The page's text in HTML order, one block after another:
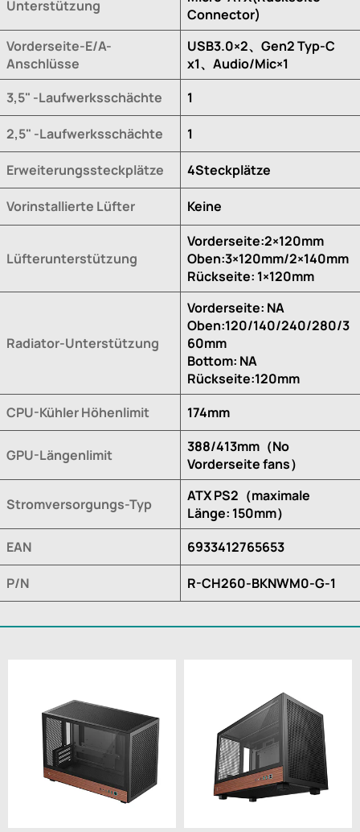
Unterstützung
Connector)
Vorderseite-E/A-
Anschlüsse
USB3.0×2、Gen2 Typ-C
x1、Audio/Mic×1
3,5" -Laufwerksschächte
1
2,5" -Laufwerksschächte 1
Erweiterungssteckplätze 4Steckplätze
Vorinstallierte Lüfter Keine
Lüfterunterstützung
Vorderseite:2×120mm
Oben:3×120mm/2×140mm
Rückseite: 1×120mm
Radiator-Unterstützung
Vorderseite: NA
Oben:120/140/240/280/3
60mm
Bottom: NA
Rückseite:120mm
CPU-Kühler Höhenlimit
174mm
GPU-Längenlimit
388/413mm（No
Vorderseite fans）
Stromversorgungs-Typ
ATX PS2（maximale
Länge: 150mm）
EAN
6933412765653
P/N R-CH260-BKNWM0-G-1